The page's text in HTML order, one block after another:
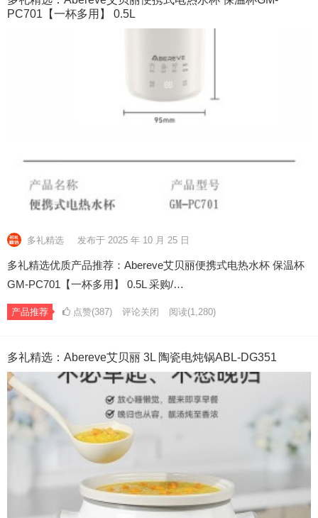
PC701【一杯多用】 0.5L
多礼精选 发布于 2025 年 10 月 25 日
多礼精选优质产品推荐：Abereve艾贝丽便携式电热水杯 保温杯
GM-PC701【一杯多用】 0.5L 采购/…
产品推荐 点赞(387) 评论关闭 阅读(1,280)
多礼精选：Abereve艾贝丽 3L 陶瓷电炖锅ABL-DG351